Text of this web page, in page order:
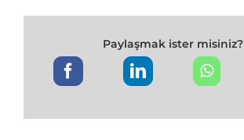
Paylaşmak ister misiniz?